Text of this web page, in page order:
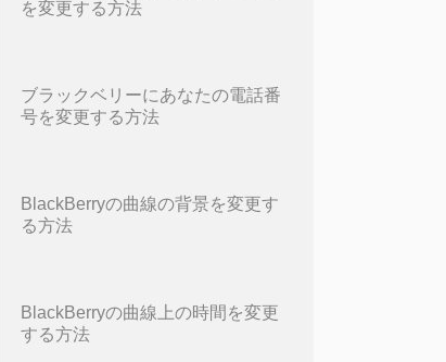
を変更する方法
ブラックベリーにあなたの電話番
号を変更する方法
BlackBerryの曲線の背景を変更す
る方法
BlackBerryの曲線上の時間を変更
する方法